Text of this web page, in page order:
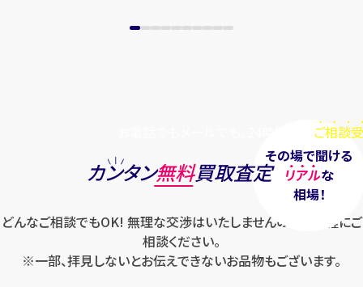
ご相談
その場で聞ける
リアルな
相場！
カンタン無料買取査定
どんなご相談でもOK! 無理な交渉はいたしませんのでお気軽にご
相談ください。
※一部、拝見しないとお伝えできないお品物もございます。